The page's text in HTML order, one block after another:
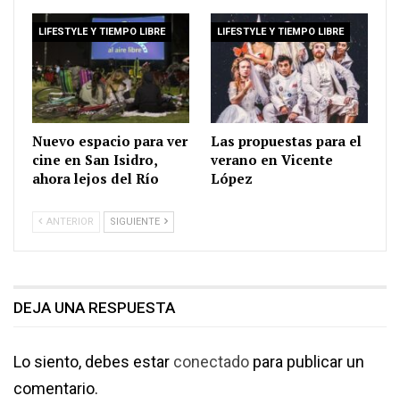
LIFESTYLE Y TIEMPO LIBRE
Nuevo espacio para ver
cine en San Isidro,
ahora lejos del Río
LIFESTYLE Y TIEMPO LIBRE
Las propuestas para el
verano en Vicente
López
ANTERIOR SIGUIENTE
DEJA UNA RESPUESTA
Lo siento, debes estar conectado para publicar un
comentario.